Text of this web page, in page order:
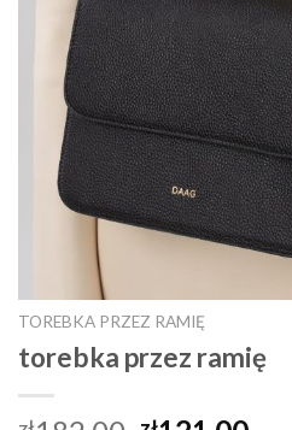
TOREBKA PRZEZ RAMIĘ
torebka przez ramię